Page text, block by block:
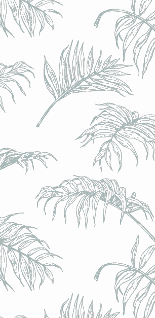
(UK) - King For A Day NEIPA - (Sans Alcool) - 0,5% - Canette 33cl
(UK) - King For A Day NEIPA - (Sans Alcool) - 0,5% - Canette 33cl
immédiat